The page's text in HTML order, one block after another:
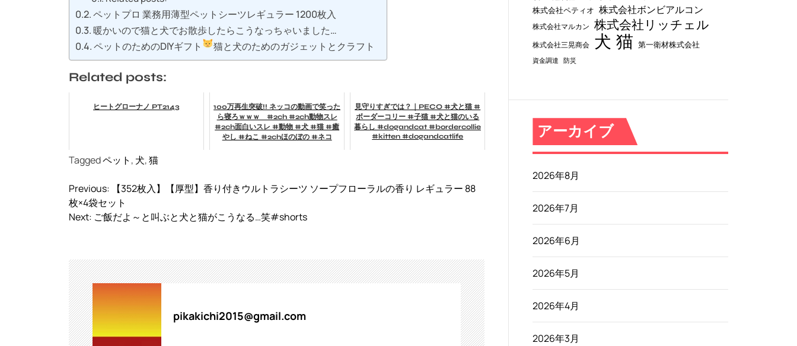
ペットプロ 業務用薄型ペットシーツレギュラー 1200枚入
暖かいので猫と犬でお散歩したらこうなっちゃいました…
ペットのためのDIYギフト
猫と犬のためのガジェットとクラフト
Related posts:
ヒートグローナノ PT2143
100万再生突破!! ネッコの動画で笑った
ら寝ろｗｗｗ #2ch #2ch動物スレ
#2ch面白いスレ #動物 #犬 #猫 #癒
やし #ねこ #2chほのぼの #ネコ
見守りすぎでは？｜PECO #犬と猫 #
ボーダーコリー #子猫 #犬と猫のいる
暮らし #dogandcat #bordercollie
#kitten #dogandcatlife
Taggedペット , 犬,猫
投
稿
ナ
ー
シ
ョ
ン
Previous:
【352枚入】【厚型】香り付きウルトラシーツ ソープフローラルの香り レギュラー 88
枚×4袋セット
Next: ご飯だよ～と叫ぶと犬と猫がこうなる…笑#shorts
pikakichi2015@gmail.com
株式会社ペティオ 株式会社ボンビアルコン
株式会社マルカン 株式会社リッチェル
株式会社三晃商会 犬 猫 第一衛材株式会社
資金調達 防災
アーカイブ
2026年8月
2026年7月
2026年6月
2026年5月
2026年4月
2026年3月